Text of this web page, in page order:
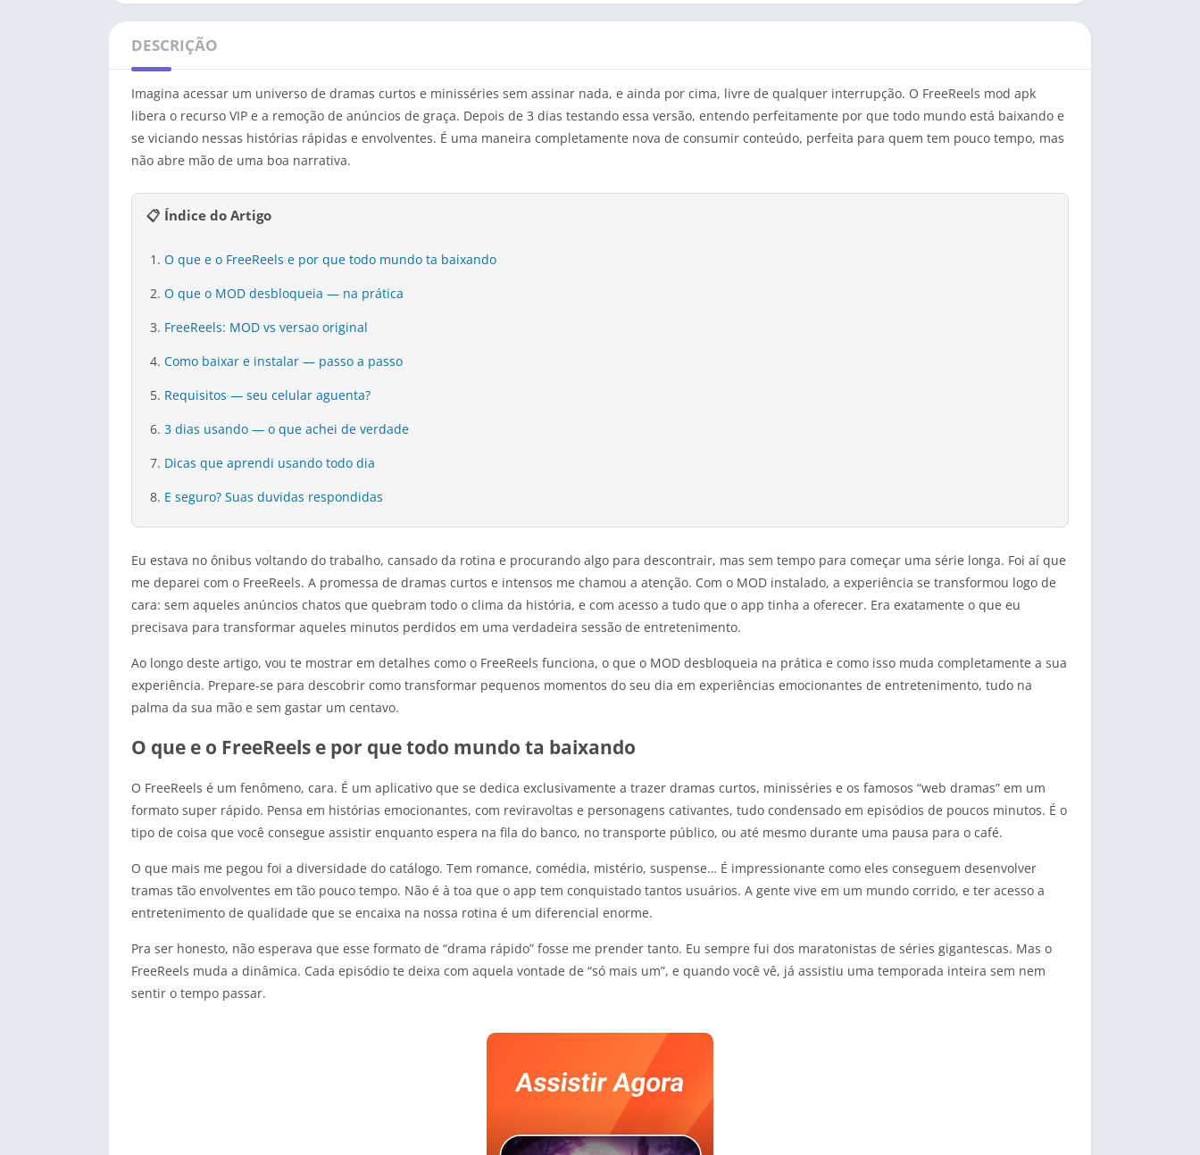
DESCRIÇÃO
Imagina acessar um universo de dramas curtos e minisséries sem assinar nada, e ainda por cima, livre de qualquer interrupção. O FreeReels mod apk
libera o recurso VIP e a remoção de anúncios de graça. Depois de 3 dias testando essa versão, entendo perfeitamente por que todo mundo está baixando e
se viciando nessas histórias rápidas e envolventes. É uma maneira completamente nova de consumir conteúdo, perfeita para quem tem pouco tempo, mas
não abre mão de uma boa narrativa.
📋 Índice do Artigo
O que e o FreeReels e por que todo mundo ta baixando
O que o MOD desbloqueia — na prática
FreeReels: MOD vs versao original
Como baixar e instalar — passo a passo
Requisitos — seu celular aguenta?
3 dias usando — o que achei de verdade
Dicas que aprendi usando todo dia
E seguro? Suas duvidas respondidas
Eu estava no ônibus voltando do trabalho, cansado da rotina e procurando algo para descontrair, mas sem tempo para começar uma série longa. Foi aí que
me deparei com o FreeReels. A promessa de dramas curtos e intensos me chamou a atenção. Com o MOD instalado, a experiência se transformou logo de
cara: sem aqueles anúncios chatos que quebram todo o clima da história, e com acesso a tudo que o app tinha a oferecer. Era exatamente o que eu
precisava para transformar aqueles minutos perdidos em uma verdadeira sessão de entretenimento.
Ao longo deste artigo, vou te mostrar em detalhes como o FreeReels funciona, o que o MOD desbloqueia na prática e como isso muda completamente a sua
experiência. Prepare-se para descobrir como transformar pequenos momentos do seu dia em experiências emocionantes de entretenimento, tudo na
palma da sua mão e sem gastar um centavo.
O que e o FreeReels e por que todo mundo ta baixando
O FreeReels é um fenômeno, cara. É um aplicativo que se dedica exclusivamente a trazer dramas curtos, minisséries e os famosos “web dramas” em um
formato super rápido. Pensa em histórias emocionantes, com reviravoltas e personagens cativantes, tudo condensado em episódios de poucos minutos. É o
tipo de coisa que você consegue assistir enquanto espera na fila do banco, no transporte público, ou até mesmo durante uma pausa para o café.
O que mais me pegou foi a diversidade do catálogo. Tem romance, comédia, mistério, suspense… É impressionante como eles conseguem desenvolver
tramas tão envolventes em tão pouco tempo. Não é à toa que o app tem conquistado tantos usuários. A gente vive em um mundo corrido, e ter acesso a
entretenimento de qualidade que se encaixa na nossa rotina é um diferencial enorme.
Pra ser honesto, não esperava que esse formato de “drama rápido” fosse me prender tanto. Eu sempre fui dos maratonistas de séries gigantescas. Mas o
FreeReels muda a dinâmica. Cada episódio te deixa com aquela vontade de “só mais um”, e quando você vê, já assistiu uma temporada inteira sem nem
sentir o tempo passar.